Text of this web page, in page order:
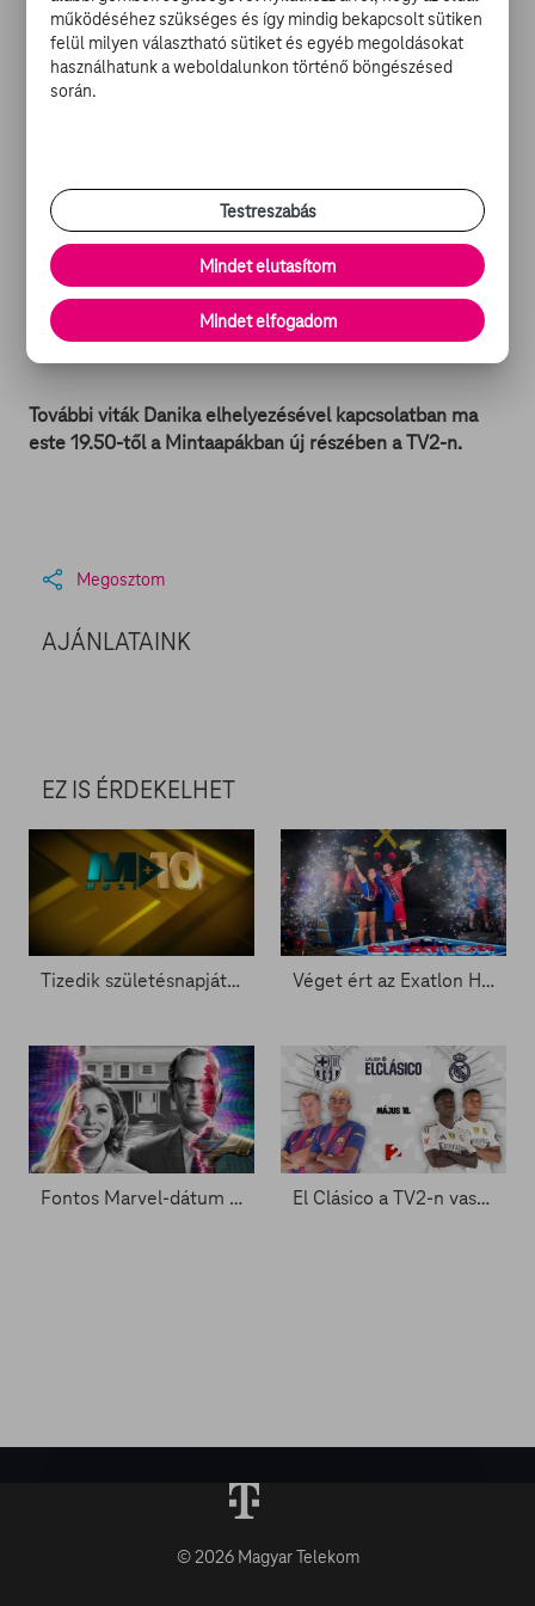
tudja kimondani, hogy "No Malac az oviban".
Szabi és Kata tárgyalása előtt még instant
leszámolásban részesítik egymást az óvoda előtt, de a
megállapodik a megosztott láthatásban.
Géza minden HACCP-ellenőr rémálmaként cselekszik,
mikor a kihúzott fogát elrejtette a hűtőbe, ami aztán
eltűnik onnan. A rágócsont az olívában vészelte át a
műsoridőt.
További viták Danika elhelyezésével kapcsolatban ma
este 19.50-től a Mintaapákban új részében a TV2-n.
Megosztom
AJÁNLATAINK
EZ IS ÉRDEKELHET
Tizedik születésnapját ünnepli a Mozi+ Véget ért az Exatlon Hungary – Ők emelhették magasba a trófeát
Fontos Marvel-dátum a láthatáron - Zacc nélkül 2081. El Clásico a TV2-n vasárnap este
© 2026 Magyar Telekom
működéséhez szükséges és így mindig bekapcsolt sütiken
felül milyen választható sütiket és egyéb megoldásokat
használhatunk a weboldalunkon történő böngészésed
során.
Testreszabás
Mindet elutasítom
Mindet elfogadom